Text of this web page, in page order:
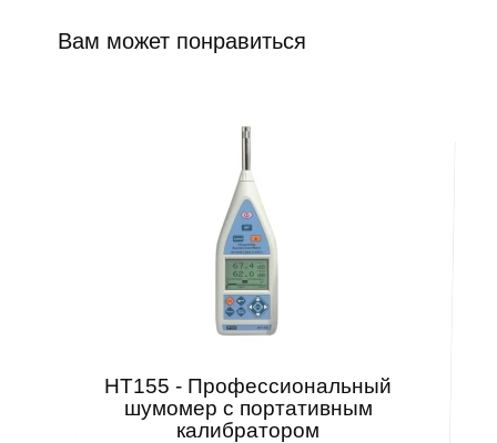
Вам может понравиться
HT155 - Профессиональный
шумомер с портативным
калибратором